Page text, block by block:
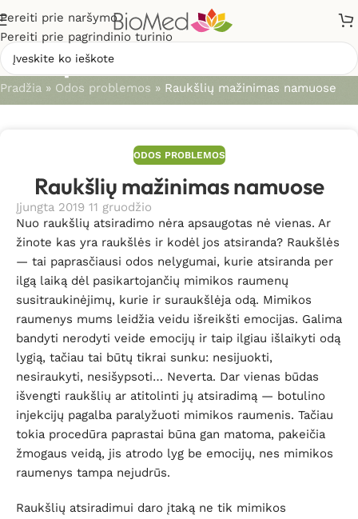
Pereiti prie naršymo
Pereiti prie pagrindinio turinio
Straipsniai
Pradžia » Odos problemos » Raukšlių mažinimas namuose
ODOS PROBLEMOS
Raukšlių mažinimas namuose
Įjungta 2019 11 gruodžio
Nuo raukšlių atsiradimo nėra apsaugotas nė vienas. Ar
žinote kas yra raukšlės ir kodėl jos atsiranda? Raukšlės
— tai paprasčiausi odos nelygumai, kurie atsiranda per
ilgą laiką dėl pasikartojančių mimikos raumenų
susitraukinėjimų, kurie ir suraukšlėja odą. Mimikos
raumenys mums leidžia veidu išreikšti emocijas. Galima
bandyti nerodyti veide emocijų ir taip ilgiau išlaikyti odą
lygią, tačiau tai būtų tikrai sunku: nesijuokti,
nesiraukyti, nesišypsoti… Neverta. Dar vienas būdas
išvengti raukšlių ar atitolinti jų atsiradimą — botulino
injekcijų pagalba paralyžuoti mimikos raumenis. Tačiau
tokia procedūra paprastai būna gan matoma, pakeičia
žmogaus veidą, jis atrodo lyg be emocijų, nes mimikos
raumenys tampa nejudrūs.
Raukšlių atsiradimui daro įtaką ne tik mimikos